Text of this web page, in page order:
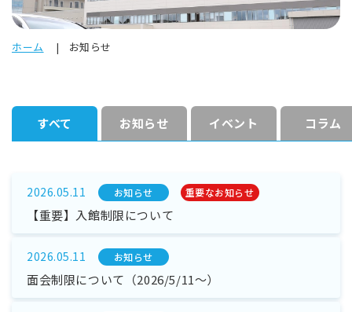
ホーム お知らせ
すべて お知らせ イベント コラム
2026.05.11 お知らせ 重要なお知らせ
【重要】入館制限について
2026.05.11 お知らせ
面会制限について（2026/5/11～）